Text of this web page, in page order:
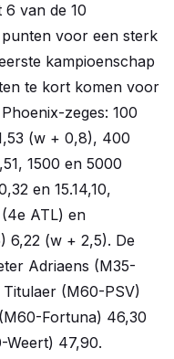
van de 10
voor een sterk
kampioenschap
te kort komen voor
zeges: 100
(w + 0,8), 400
1500 en 5000
en 15.14,10,
ATL) en
6,22 (w + 2,5). De
Adriaens (M35-
(M60-PSV)
Fortuna) 46,30
Weert) 47,90.